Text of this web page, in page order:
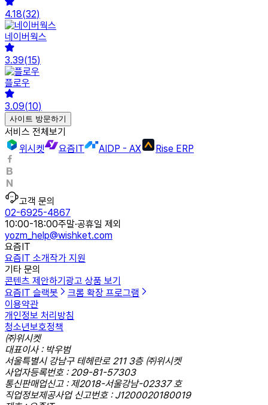
4.18(32)
네이버웍스
3.39(15)
플로우
3.09(10)
사이트 방문하기
서비스 전체보기
위시켓
요즘IT AIDP - AX Rise ERP
고객 문의
02-6925-4867
10:00-18:00주말·공휴일 제외
yozm_help@wishket.com
요즘IT
요즘IT 소개작가 지원
기타 문의
콘텐츠 제안하기광고 상품 보기
요즘IT 슬랙봇
크롬 확장 프로그램
이용약관
개인정보 처리방침
청소년보호정책
㈜위시켓
대표이사 : 박우범
서울특별시 강남구 테헤란로 211 3층 ㈜위시켓
사업자등록번호 : 209-81-57303
통신판매업신고 : 제2018-서울강남-02337 호
직업정보제공사업 신고번호 : J1200020180019